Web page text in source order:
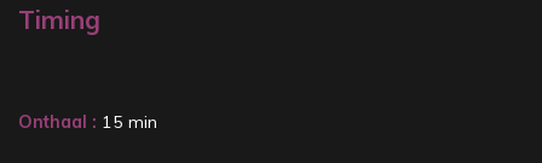
Timing
Onthaal : 15 min